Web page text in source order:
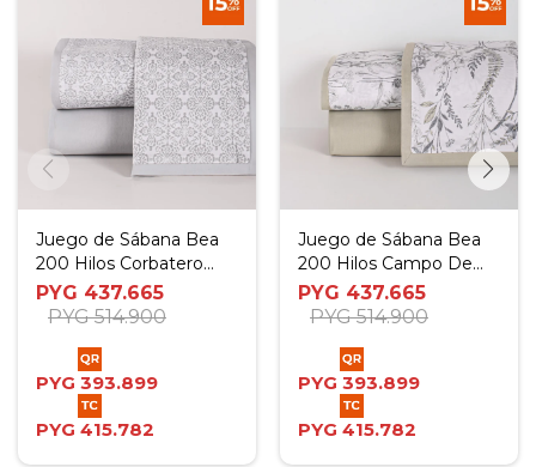
Juego de Sábana Bea
200 Hilos Corbatero
Gris - Twin
PYG 437.665
PYG 514.900
PYG 393.899
PYG 415.782
Juego de Sábana Bea
200 Hilos Campo De
Flores Verde - Twin
PYG 437.665
PYG 514.900
PYG 393.899
PYG 415.782